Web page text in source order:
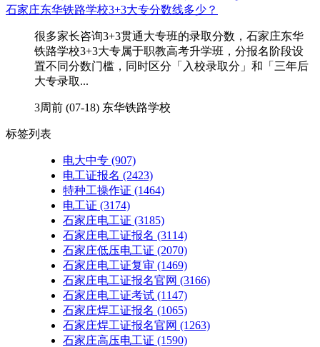
石家庄东华铁路学校3+3大专分数线多少？
很多家长咨询3+3贯通大专班的录取分数，石家庄东华
铁路学校3+3大专属于职教高考升学班，分报名阶段设
置不同分数门槛，同时区分「入校录取分」和「三年后
大专录取...
3周前 (07-18) 东华铁路学校
标签列表
电大中专 (907)
电工证报名 (2423)
特种工操作证 (1464)
电工证 (3174)
石家庄电工证 (3185)
石家庄电工证报名 (3114)
石家庄低压电工证 (2070)
石家庄电工证复审 (1469)
石家庄电工证报名官网 (3166)
石家庄电工证考试 (1147)
石家庄焊工证报名 (1065)
石家庄焊工证报名官网 (1263)
石家庄高压电工证 (1590)